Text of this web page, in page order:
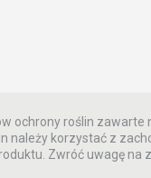
ochrony roślin
należy korzystać z
Zwróć uwagę